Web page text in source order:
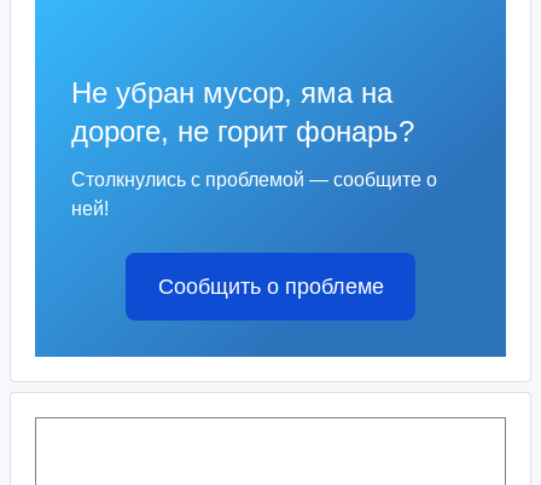
Не убран мусор, яма на
дороге, не горит фонарь?
Столкнулись с проблемой — сообщите о
ней!
Сообщить о проблеме